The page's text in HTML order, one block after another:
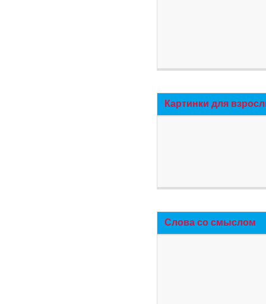
Картинки для
Слова со смыслом